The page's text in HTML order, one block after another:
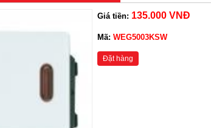
Giá tiền: 135.000 VNĐ
Mã: WEG5003KSW
Đặt hàng